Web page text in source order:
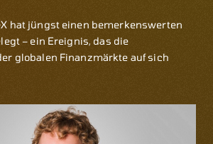
hat jüngst einen bemerkenswerten
– ein Ereignis, das die
globalen Finanzmärkte auf sich